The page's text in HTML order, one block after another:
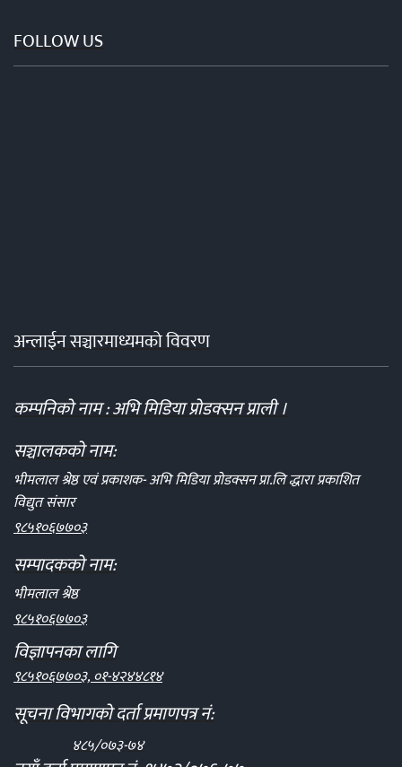
FOLLOW US
अन्लाईन सञ्चारमाध्यमको विवरण
कम्पनिको नाम : अभि मिडिया प्रोडक्सन प्राली ।
सञ्चालकको नाम:
भीमलाल श्रेष्ठ एवं प्रकाशक- अभि मिडिया प्रोडक्सन प्रा.लि द्धारा प्रकाशित
विद्युत संसार
९८५१०६७७०३
सम्पादकको नाम:
भीमलाल श्रेष्ठ
९८५१०६७७०३
विज्ञापनका लागि
९८५१०६७७०३, ०१-४२४४८१४
सूचना विभागको दर्ता प्रमाणपत्र नं:
४८५/०७३-७४